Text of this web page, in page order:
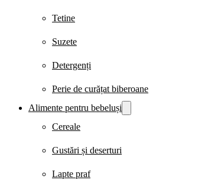
Tetine
Suzete
Detergenți
Perie de curățat biberoane
Alimente pentru bebeluși
Cereale
Gustări și deserturi
Lapte praf